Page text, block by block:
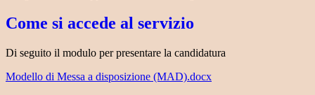
Come si accede al servizio
Di seguito il modulo per presentare la candidatura
Modello di Messa a disposizione (MAD).docx